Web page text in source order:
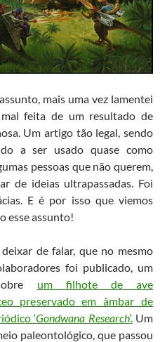
mais uma vez lamentei
feita de um resultado de
Um artigo tão legal, sendo
a ser usado quase como
pessoas que não querem,
de ideias ultrapassadas. Foi
E é por isso que viemos
esse assunto!
de falar, que no mesmo
foi publicado, um
um filhote de ave
preservado em âmbar de
‘Gondwana Research‘.Um
paleontológico, que passou